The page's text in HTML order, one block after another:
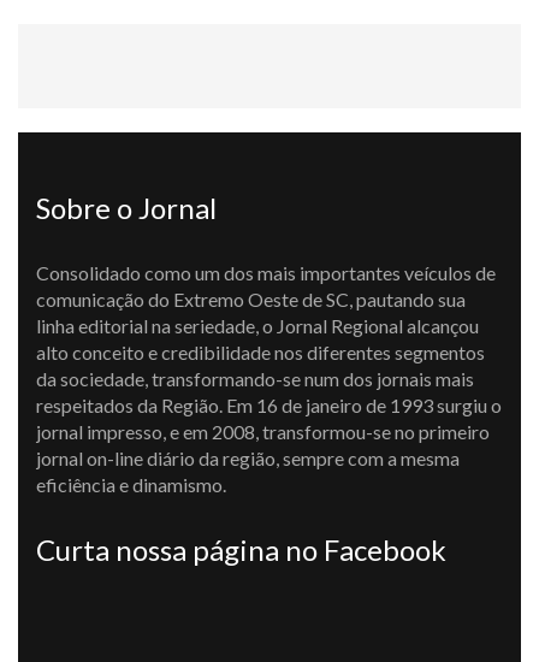
Sobre o Jornal
Consolidado como um dos mais importantes veículos de
comunicação do Extremo Oeste de SC, pautando sua
linha editorial na seriedade, o Jornal Regional alcançou
alto conceito e credibilidade nos diferentes segmentos
da sociedade, transformando-se num dos jornais mais
respeitados da Região. Em 16 de janeiro de 1993 surgiu o
jornal impresso, e em 2008, transformou-se no primeiro
jornal on-line diário da região, sempre com a mesma
eficiência e dinamismo.
Curta nossa página no Facebook